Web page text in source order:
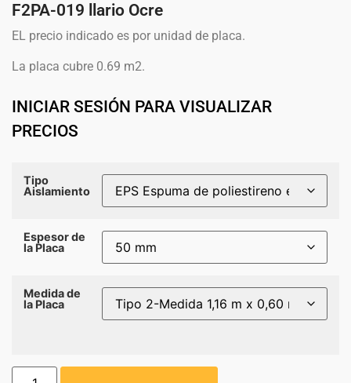
F2PA-019 llario Ocre
EL precio indicado es por unidad de placa.
La placa cubre 0.69 m2.
INICIAR SESIÓN PARA VISUALIZAR
PRECIOS
Tipo
Aislamiento
Espesor de
la Placa
Medida de
la Placa